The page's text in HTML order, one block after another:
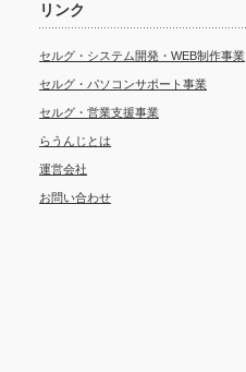
リンク
セルグ・システム開発・WEB制作事業
セルグ・パソコンサポート事業
セルグ・営業支援事業
らうんじとは
運営会社
お問い合わせ